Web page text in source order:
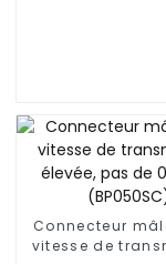
Connecteur
vitesse de